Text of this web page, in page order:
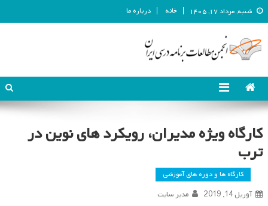
شنبه, مرداد ۱۷, ۱۴۰۵ خانه درباره ما
انجمن مطالعات برنامه درسی ایران
کارگاه ویژه مدیران، رویکرد های نوین در
ترب
کارگاه ها و دوره های آموزشی
آوریل 14, 2019 مدیر سایت